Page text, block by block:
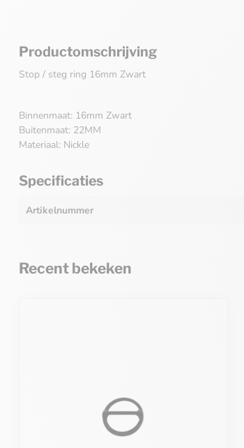
Productomschrijving
Stop / steg ring 16mm Zwart
Binnenmaat: 16mm Zwart
Buitenmaat: 22MM
Materiaal: Nickle
Specificaties
Artikelnummer
Recent bekeken